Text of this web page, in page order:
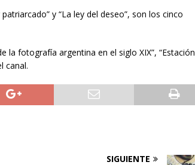
y “La ley del deseo”, son los cinco
la fotografía argentina en el siglo XIX”, “Estación
canal.
SIGUIENTE